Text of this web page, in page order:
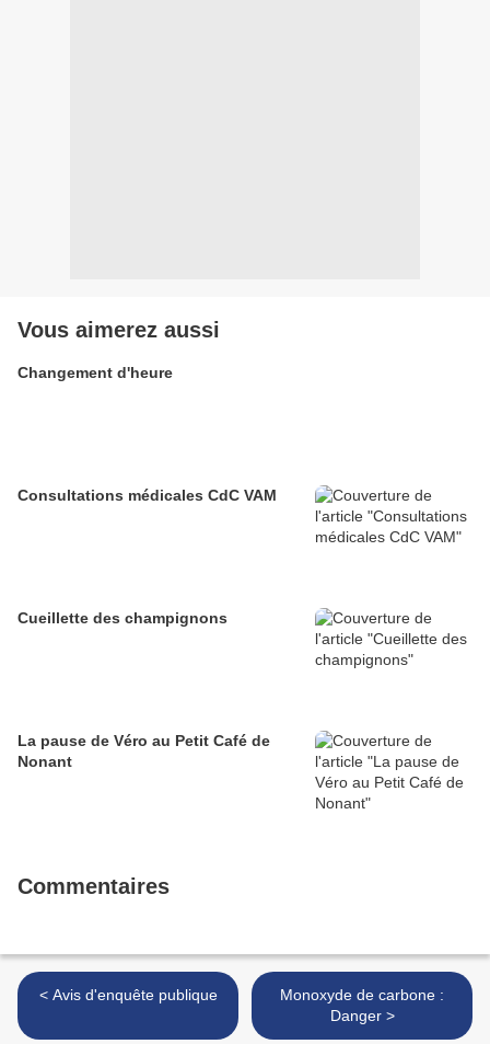
Vous aimerez aussi
Changement d'heure
Consultations médicales CdC VAM
Cueillette des champignons
La pause de Véro au Petit Café de
Nonant
Commentaires
< Avis d'enquête publique
Monoxyde de carbone :
Danger >